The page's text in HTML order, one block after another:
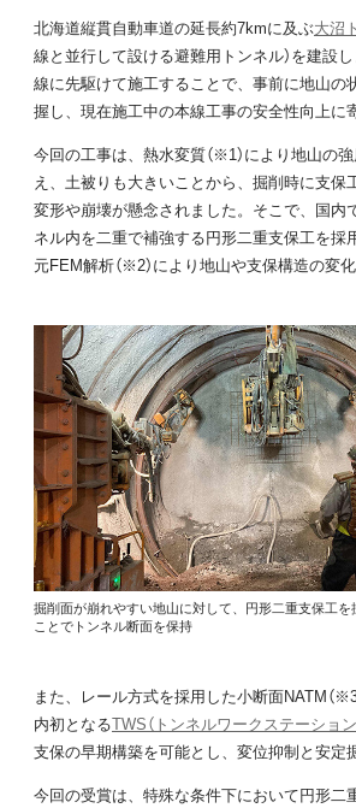
北海道縦貫自動車道の延長約7kmに及ぶ大沼
線と並行して設ける避難用トンネル）を建設
線に先駆けて施工することで、事前に地山の
握し、現在施工中の本線工事の安全性向上に
今回の工事は、熱水変質（※1）により地山の
え、土被りも大きいことから、掘削時に支保
変形や崩壊が懸念されました。そこで、国内
ネル内を二重で補強する円形二重支保工を採
元FEM解析（※2）により地山や支保構造の変
掘削面が崩れやすい地山に対して、円形二重支保工
ことでトンネル断面を保持
また、レール方式を採用した小断面NATM（
内初となるTWS（トンネルワークステーション
支保の早期構築を可能とし、変位抑制と安定
今回の受賞は、特殊な条件下において円形二